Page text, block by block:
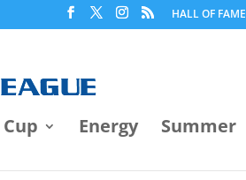
HALL OF FAME
Cup Energy Summer